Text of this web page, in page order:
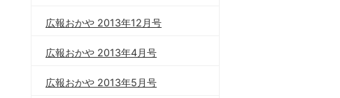
広報おかや 2013年12月号
広報おかや 2013年4月号
広報おかや 2013年5月号